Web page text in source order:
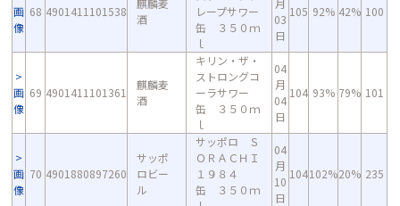
画
像
68 4901411101538
麒麟麦
酒
レープサワー
缶 ３５０ｍ
ｌ
月
03
日
105 92% 42% 100
画
像
69 4901411101361
麒麟麦
酒
キリン・ザ・
ストロングコ
ーラサワー
缶 ３５０ｍ
ｌ
04
月
04
日
104 93% 79% 101
画
像
70 4901880897260
サッポ
ロビー
ル
サッポロ Ｓ
ＯＲＡＣＨＩ
１９８４
缶 ３５０ｍ
04
月
10
日
104102%20% 235